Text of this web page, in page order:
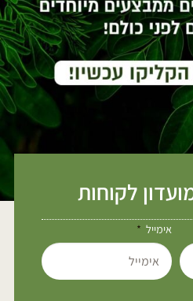
לקוחות
אימייל